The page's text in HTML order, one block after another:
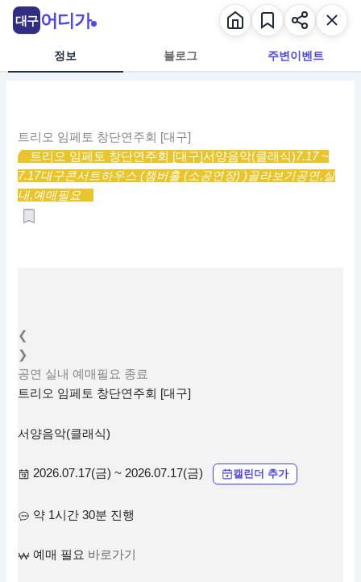
정보 블로그 주변이벤트
트리오 임페토 창단연주회 [대구]
트리오 임페토 창단연주회 [대구]서양음악(클래식)7.17 ~
7.17대구콘서트하우스 (챔버홀 (소공연장) )골라보기공연,실
내,예매필요
❮
❯
공연 실내 예매필요 종료
트리오 임페토 창단연주회 [대구]
서양음악(클래식)
2026.07.17(금) ~ 2026.07.17(금) 캘린더 추가
약 1시간 30분 진행
예매 필요 바로가기
대구 어디가